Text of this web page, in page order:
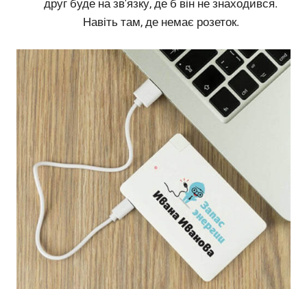
друг буде на зв'язку, де б він не знаходився.
Навіть там, де немає розеток.